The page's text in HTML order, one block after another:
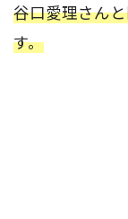
谷口愛理さん
す。